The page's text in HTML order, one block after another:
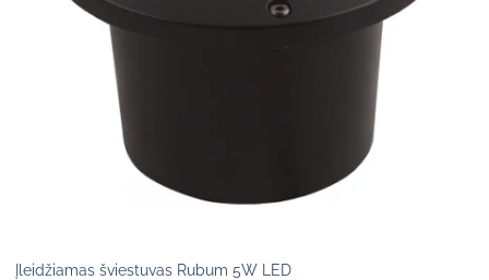
Įleidžiamas šviestuvas Rubum 5W LED